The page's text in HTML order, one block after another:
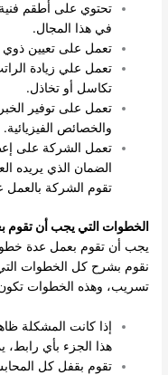
تحتوي على أطقم فنية
في هذا المجال.
تعمل على تعيين ذوي
تعمل علي زيادة
تكاسل أو تخاذل.
تعمل على توفير
والخصائص الفيزيائية.
تعمل الشركة على
الضمان الذي يريده
تقوم الشركة
الخطوات التي يجب أن تقوم
يجب أن تقوم بعمل عدة
نقوم بشرح كل الخطوات
تسريب، وهذه الخطوات تكون
إذا كانت المشكلة
هذا الجزء بأي رابط،
تقوم بقفل كل